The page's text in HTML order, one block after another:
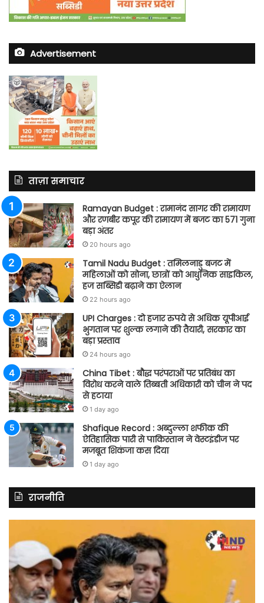
Advertisement
ताज़ा समाचार
Ramayan Budget : रामानंद सागर की रामायण
और रणबीर कपूर की रामायण में बजट का 571 गुना
बड़ा अंतर
20 hours ago
Tamil Nadu Budget : तमिलनाडु बजट में
महिलाओं को सोना, छात्रों को आधुनिक साइकिल,
हज सब्सिडी बढ़ाने का ऐलान
22 hours ago
UPI Charges : दो हजार रुपये से अधिक यूपीआई
भुगतान पर शुल्क लगाने की तैयारी, सरकार का
बड़ा प्रस्ताव
24 hours ago
China Tibet : बौद्ध परंपराओं पर प्रतिबंध का
विरोध करने वाले तिब्बती अधिकारी को चीन ने पद
से हटाया
1 day ago
Shafique Record : अब्दुल्ला शफीक की
ऐतिहासिक पारी से पाकिस्तान ने वेस्टइंडीज पर
मजबूत शिकंजा कस दिया
1 day ago
राजनीति